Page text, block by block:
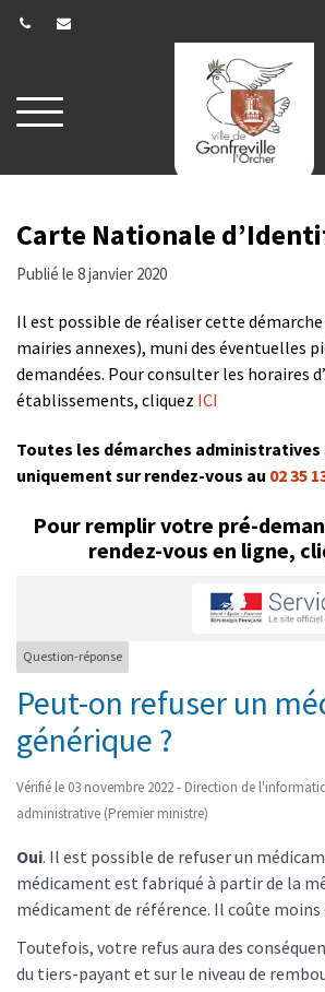
Aller
à
navigation
Carte Nationale
Publié le 8 janvier 2020
Il est possible de réaliser cette
mairies annexes), muni des éventuelles
demandées. Pour consulter les horaires
établissements, cliquez ICI
Toutes les démarches
uniquement sur rendez-vous au 02 35
Pour remplir votre pré-
rendez-vous en ligne,
Question-réponse
Peut-on refuser un
générique ?
Vérifié le 03 novembre 2022 - Direction de
administrative (Premier ministre)
Oui. Il est possible de refuser un
médicament est fabriqué à partir de la
médicament de référence. Il coûte moins
Toutefois, votre refus aura des
du tiers-payant et sur le niveau de